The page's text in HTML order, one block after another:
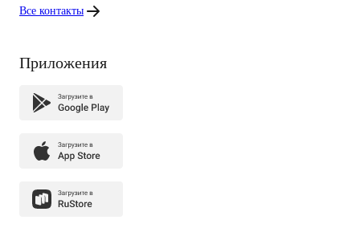
Все контакты
Приложения